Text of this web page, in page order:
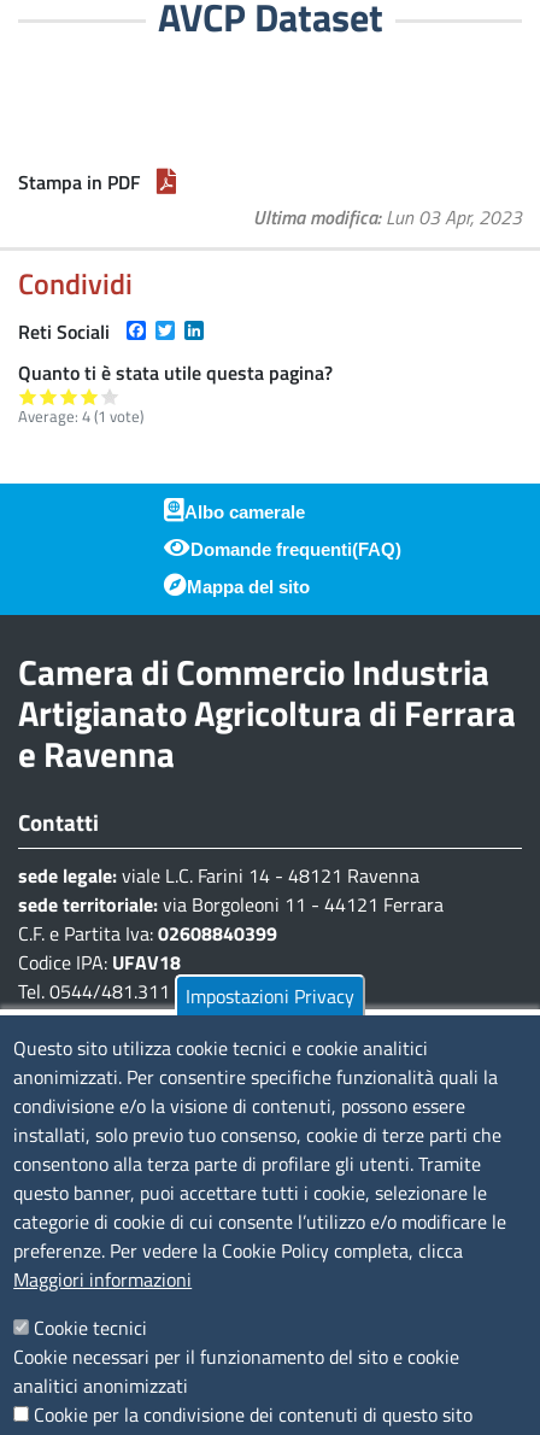
AVCP Dataset
Stampa in PDF
Ultima modifica Lun 03 Apr, 2023
Condividi
Reti Sociali Facebook
Twitter
Quanto ti è stata utile questa pagina?
Average: 4(1 vote)
Piè di pagina
Albo camerale
Domande frequenti(FAQ)
Mappa del sito
Camera di Commercio Industria
Artigianato Agricoltura di Ferrara
e Ravenna
Contatti
sede legale:viale L.C. Farini 14 - 48121 Ravenna
sede territoriale:via Borgoleoni 11 - 44121 Ferrara
C.F. e Partita Iva:02608840399
Codice IPA: UFAV18
Tel. 0544/481.311 - 0532/783.711
Pec:cciaa@pec.fera.camcom.it
Amministrazione Trasparente
Bandi di gara
Bilanci
Concorsi e selezioni
Procedimenti
Provvedimenti
Seguici su
Impostazioni Privacy
Questo sito utilizza cookie tecnici e cookie analitici
anonimizzati. Per consentire specifiche funzionalità quali la
condivisione e/o la visione di contenuti, possono essere
installati, solo previo tuo consenso, cookie di terze parti che
consentono alla terza parte di profilare gli utenti. Tramite
questo banner, puoi accettare tutti i cookie, selezionare le
categorie di cookie di cui consente l’utilizzo e/o modificare le
preferenze. Per vedere la Cookie Policy completa, clicca
Maggiori informazioni
Cookie tecnici
Cookie necessari per il funzionamento del sito e cookie
analitici anonimizzati
Cookie per la condivisione dei contenuti di questo sito